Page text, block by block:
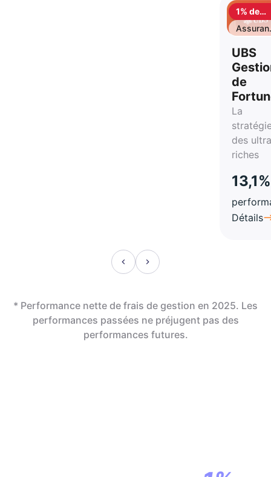
1% de
UBS
de
La
des
riches
13,1%
Détails
* Performance nette de frais de gestion en 2025. Les
performances passées ne préjugent pas des
performances futures.